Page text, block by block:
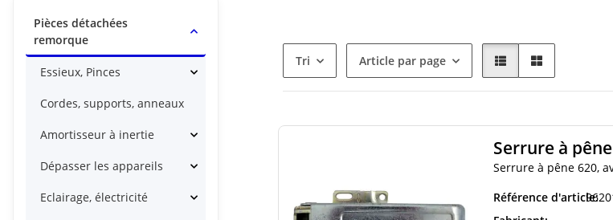
Tri Article par page
Serrure à
Serrure à pêne 620,
Référence d'article:
Pièces détachées
remorque
Essieux, Pinces
Cordes, supports, anneaux
Amortisseur à inertie
Dépasser les appareils
Eclairage, électricité